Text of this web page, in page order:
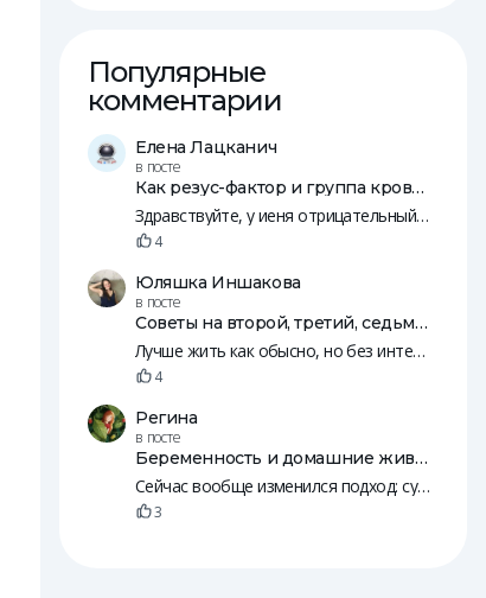
Популярные
комментарии
Елена Лацканич
в посте
Как резус-фактор и группа крови влияют на зачатие и беременность
Здравствуйте, у иеня отрицательный резус, у мужа положительны. Пятеро общих детей, младшей уде 14 лет.
4
Юляшка Иншакова
в посте
Советы на второй, третий, седьмой, 10, 12 и 18 день после переноса эмбрионов
Лучше жить как обысно, но без интенсивных занятий, резких движений и т. п. Нужно, чтобы был кровоток. Просто будьте к себе внимательнее, а так живите жизнь 😄
4
Регина
в посте
Беременность и домашние животные
Сейчас вообще изменился подход: судя по рилсам, с собаками начинают знакомить детей еще в животе. А потом и младенцы вместе с животными спят
3